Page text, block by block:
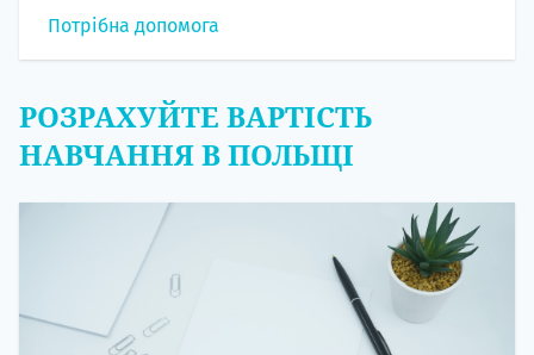
Потрібна допомога
РОЗРАХУЙТЕ ВАРТІСТЬ
НАВЧАННЯ В ПОЛЬЩІ